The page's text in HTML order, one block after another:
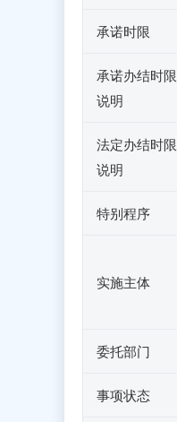
承诺时限
承诺办结时限
说明
法定办结时限
说明
特别程序
实施主体
委托部门
事项状态